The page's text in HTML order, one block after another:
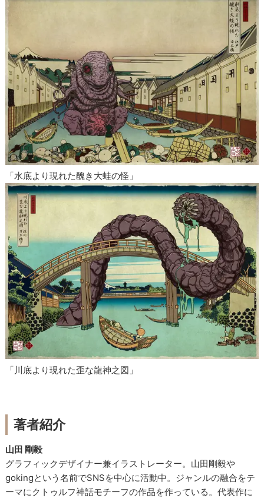
「水底より現れた醜き大蛙の怪」
「川底より現れた歪な龍神之図」
著者紹介
山田 剛毅
グラフィックデザイナー兼イラストレーター。山田剛毅や
gokingという名前でSNSを中心に活動中。ジャンルの融合をテ
ーマにクトゥルフ神話モチーフの作品を作っている。代表作に